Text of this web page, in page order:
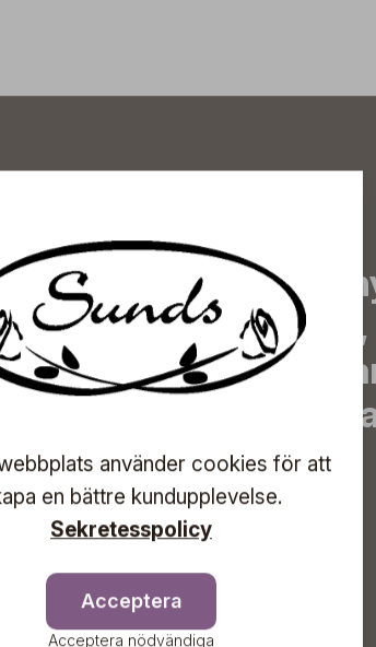
på vårt
senaste
information om
till din inkorg!
Prenumerera
använder cookies för att
en bättre kundupplevelse.
Sekretesspolicy
Acceptera
Acceptera nödvändiga